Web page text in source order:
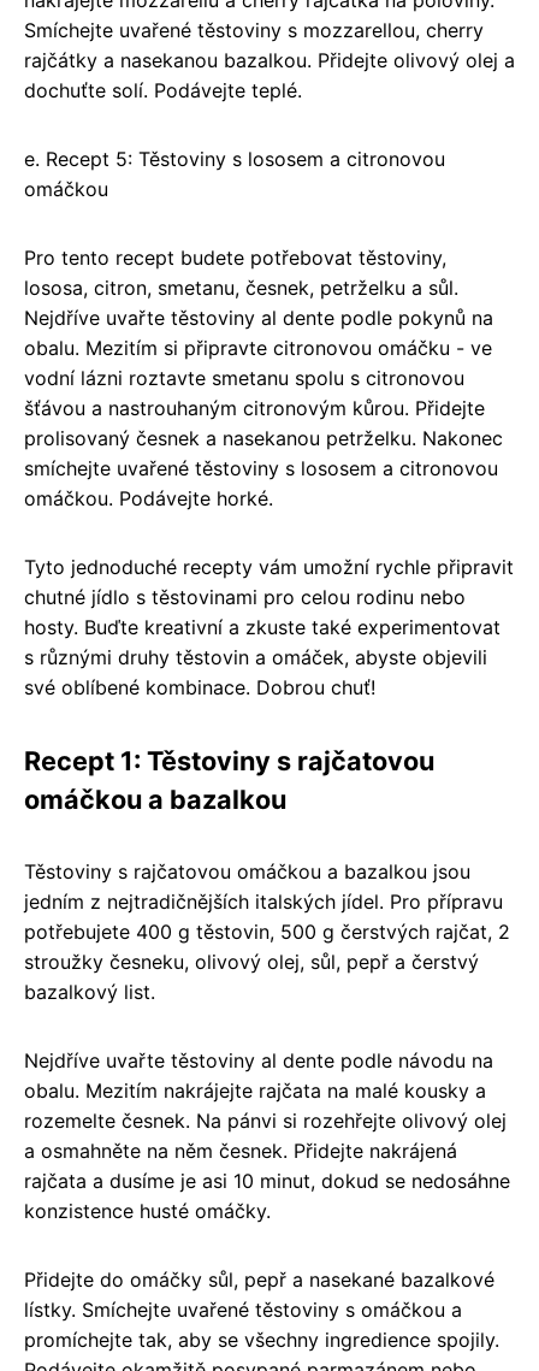
Smíchejte uvařené těstoviny s mozzarellou, cherry
rajčátky a nasekanou bazalkou. Přidejte olivový olej a
dochuťte solí. Podávejte teplé.
e. Recept 5: Těstoviny s lososem a citronovou
omáčkou
Pro tento recept budete potřebovat těstoviny,
lososa, citron, smetanu, česnek, petrželku a sůl.
Nejdříve uvařte těstoviny al dente podle pokynů na
obalu. Mezitím si připravte citronovou omáčku - ve
vodní lázni roztavte smetanu spolu s citronovou
šťávou a nastrouhaným citronovým kůrou. Přidejte
prolisovaný česnek a nasekanou petrželku. Nakonec
smíchejte uvařené těstoviny s lososem a citronovou
omáčkou. Podávejte horké.
Tyto jednoduché recepty vám umožní rychle připravit
chutné jídlo s těstovinami pro celou rodinu nebo
hosty. Buďte kreativní a zkuste také experimentovat
s různými druhy těstovin a omáček, abyste objevili
své oblíbené kombinace. Dobrou chuť!
Recept 1: Těstoviny s rajčatovou
omáčkou a bazalkou
Těstoviny s rajčatovou omáčkou a bazalkou jsou
jedním z nejtradičnějších italských jídel. Pro přípravu
potřebujete 400 g těstovin, 500 g čerstvých rajčat, 2
stroužky česneku, olivový olej, sůl, pepř a čerstvý
bazalkový list.
Nejdříve uvařte těstoviny al dente podle návodu na
obalu. Mezitím nakrájejte rajčata na malé kousky a
rozemelte česnek. Na pánvi si rozehřejte olivový olej
a osmahněte na něm česnek. Přidejte nakrájená
rajčata a dusíme je asi 10 minut, dokud se nedosáhne
konzistence husté omáčky.
Přidejte do omáčky sůl, pepř a nasekané bazalkové
lístky. Smíchejte uvařené těstoviny s omáčkou a
promíchejte tak, aby se všechny ingredience spojily.